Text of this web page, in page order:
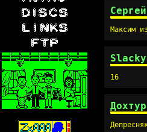
Сергей
Максим
Slacky
16